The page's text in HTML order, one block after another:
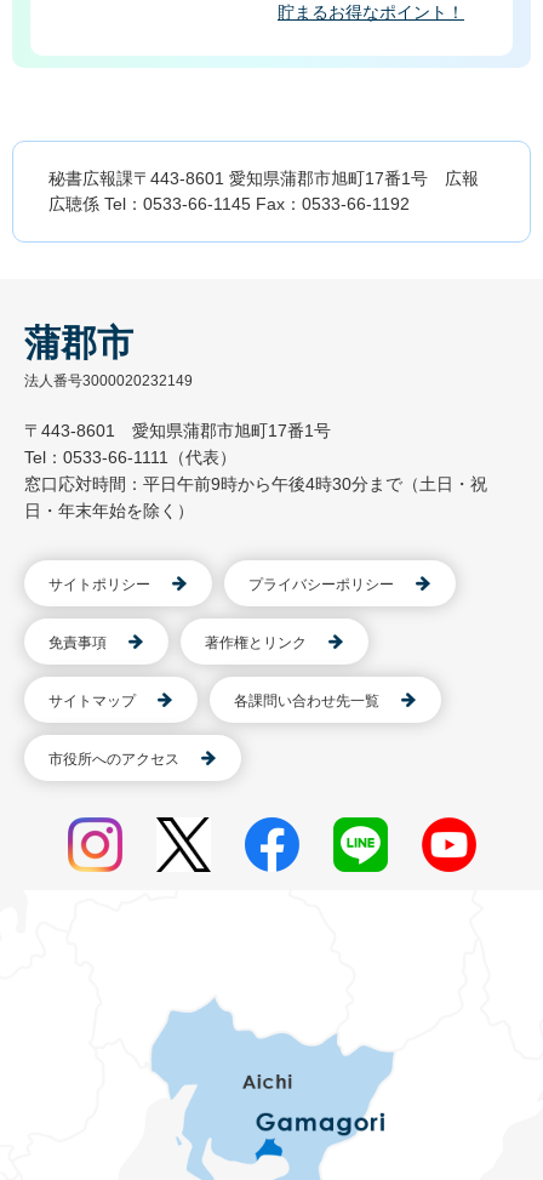
貯まるお得なポイント！
秘書広報課〒443-8601 愛知県蒲郡市旭町17番1号 広報
広聴係 Tel：0533-66-1145 Fax：0533-66-1192
蒲郡市
法人番号3000020232149
〒443-8601 愛知県蒲郡市旭町17番1号
Tel：0533-66-1111（代表）
窓口応対時間：平日午前9時から午後4時30分まで（土日・祝
日・年末年始を除く）
サイトポリシー プライバシーポリシー
免責事項 著作権とリンク
サイトマップ 各課問い合わせ先一覧
市役所へのアクセス